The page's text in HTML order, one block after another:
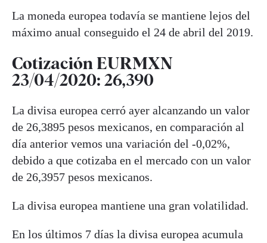
La moneda europea todavía se mantiene lejos del
máximo anual conseguido el 24 de abril del 2019.
Cotización EURMXN
23/04/2020: 26,390
La divisa europea cerró ayer alcanzando un valor
de 26,3895 pesos mexicanos, en comparación al
día anterior vemos una variación del -0,02%,
debido a que cotizaba en el mercado con un valor
de 26,3957 pesos mexicanos.
La divisa europea mantiene una gran volatilidad.
En los últimos 7 días la divisa europea acumula